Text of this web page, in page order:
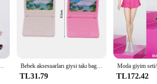
featuring a meticulously crafted design that
to maintain its pristine condition through
play or a collector showcasing your collection, the
including a complete set of stylish outfits
için Sevimli Ayrılabilir Süslemeleri Dayanıklı PVC Noel Hediyeleri Şekeri Bebek aksesuarları giysi takı bagaj bavul dolar Mini plastik tuvalet bilgisayar 11.5 inç Barbiees BJD gözlük oyuncak
TL31.79 TL172.42